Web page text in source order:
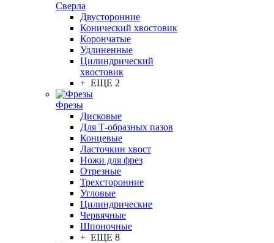
Сверла
Двусторонние
Конический хвостовик
Корончатые
Удлиненные
Цилиндрический
хвостовик
+ ЕЩЕ 2
Фрезы
Дисковые
Для Т-образных пазов
Концевые
Ласточкин хвост
Ножи для фрез
Отрезные
Трехсторонние
Угловые
Цилиндрические
Червячные
Шпоночные
+ ЕЩЕ 8